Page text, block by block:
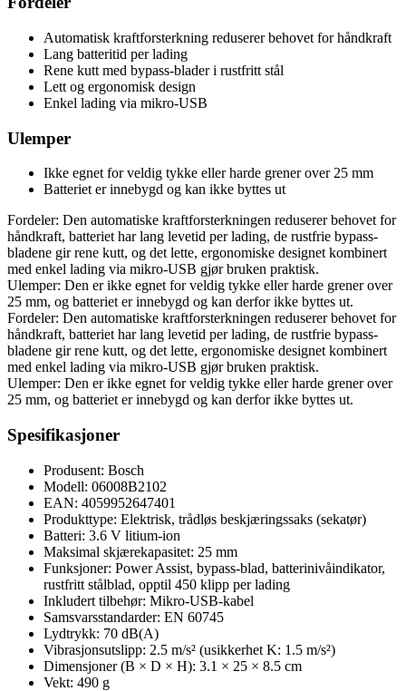
Automatisk kraftforsterkning reduserer behovet for håndkraft
Lang batteritid per lading
Rene kutt med bypass-blader i rustfritt stål
Lett og ergonomisk design
Enkel lading via mikro-USB
Ulemper
Ikke egnet for veldig tykke eller harde grener over 25 mm
Batteriet er innebygd og kan ikke byttes ut
Fordeler: Den automatiske kraftforsterkningen reduserer behovet for
håndkraft, batteriet har lang levetid per lading, de rustfrie bypass-
bladene gir rene kutt, og det lette, ergonomiske designet kombinert
med enkel lading via mikro-USB gjør bruken praktisk.
Ulemper: Den er ikke egnet for veldig tykke eller harde grener over
25 mm, og batteriet er innebygd og kan derfor ikke byttes ut.
Fordeler: Den automatiske kraftforsterkningen reduserer behovet for
håndkraft, batteriet har lang levetid per lading, de rustfrie bypass-
bladene gir rene kutt, og det lette, ergonomiske designet kombinert
med enkel lading via mikro-USB gjør bruken praktisk.
Ulemper: Den er ikke egnet for veldig tykke eller harde grener over
25 mm, og batteriet er innebygd og kan derfor ikke byttes ut.
Spesifikasjoner
Produsent: Bosch
Modell: 06008B2102
EAN: 4059952647401
Produkttype: Elektrisk, trådløs beskjæringssaks (sekatør)
Batteri: 3.6 V litium-ion
Maksimal skjærekapasitet: 25 mm
Funksjoner: Power Assist, bypass-blad, batterinivåindikator,
rustfritt stålblad, opptil 450 klipp per lading
Inkludert tilbehør: Mikro-USB-kabel
Samsvarsstandarder: EN 60745
Lydtrykk: 70 dB(A)
Vibrasjonsutslipp: 2.5 m/s² (usikkerhet K: 1.5 m/s²)
Dimensjoner (B × D × H): 3.1 × 25 × 8.5 cm
Vekt: 490 g